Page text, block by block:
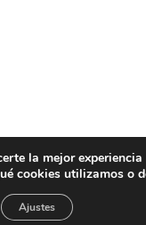
la mejor experiencia
cookies utilizamos o
Ajustes